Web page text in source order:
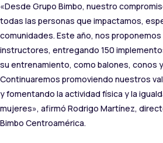
«Desde Grupo Bimbo, nuestro
todas las personas que impactamos,
comunidades. Este año, nos proponemos
instructores, entregando 150
su entrenamiento, como balones, conos
Continuaremos promoviendo nuestros
y fomentando la actividad física y la
mujeres», afirmó Rodrigo Martínez,
Bimbo Centroamérica.